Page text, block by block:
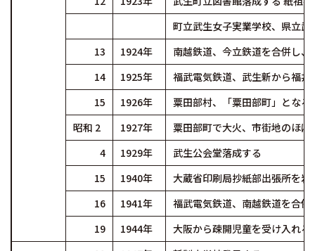
町立武生女子実業学校、県立
13
1924年
南越鉄道、今立鉄道を合併し
14
1925年
福武電気鉄道、武生新から福井
15
1926年
粟田部村、「粟田部町」となる
昭和 2
1927年
粟田部町で大火、市街地のほ
4
1929年
武生公会堂落成する
15
1940年
大蔵省印刷局抄紙部出張所を岩
16
1941年
福武電気鉄道、南越鉄道を合併
19
1944年
大阪から疎開児童を受け入れる